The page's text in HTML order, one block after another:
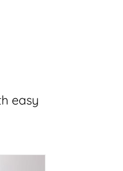
easy